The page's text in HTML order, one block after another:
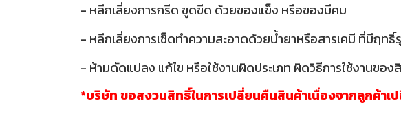
- หลีกเลี่ยงการกรีด ขูดขีด ด้วยของแข็ง หรือของมีคม
- หลีกเลี่ยงการเช็ดทำความสะอาดด้วยน้ำยาหรือสารเคมี ที่มีฤทธิ์
- ห้ามดัดแปลง แก้ไข หรือใช้งานผิดประเภท ผิดวิธีการใช้งานของ
*บริษัท ขอสงวนสิทธิ์ในการเปลี่ยนคืนสินค้าเนื่องจากลูกค้าเ